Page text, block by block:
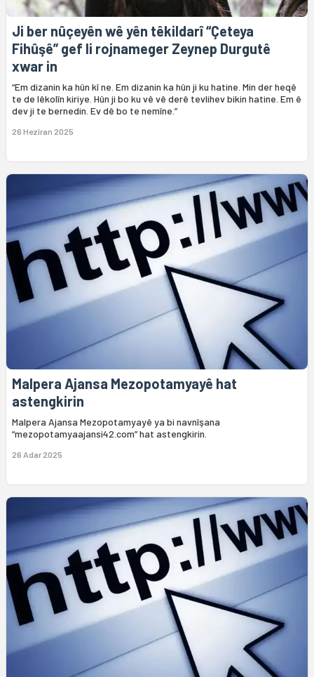
Ji ber nûçeyên wê yên têkildarî “Çeteya
Fihûşê” gef li rojnameger Zeynep Durgutê
xwar in
“Em dizanin ka hûn kî ne. Em dizanin ka hûn ji ku hatine. Min der heqê
te de lêkolîn kiriye. Hûn ji bo ku vê vê derê tevlihev bikin hatine. Em ê
dev ji te bernedin. Ev dê bo te nemîne.”
26 Hezîran 2025
Malpera Ajansa Mezopotamyayê hat
astengkirin
Malpera Ajansa Mezopotamyayê ya bi navnîşana
“mezopotamyaajansi42.com” hat astengkirin.
26 Adar 2025